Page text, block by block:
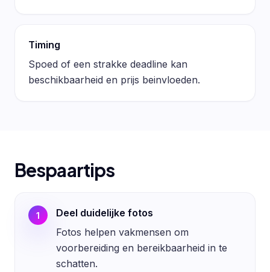
Timing
Spoed of een strakke deadline kan
beschikbaarheid en prijs beinvloeden.
Bespaartips
1
Deel duidelijke fotos
Fotos helpen vakmensen om
voorbereiding en bereikbaarheid in te
schatten.